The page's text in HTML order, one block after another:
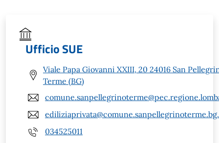
Ufficio SUE
Viale Papa Giovanni XXIII, 20 24016 San
Terme (BG)
034525011